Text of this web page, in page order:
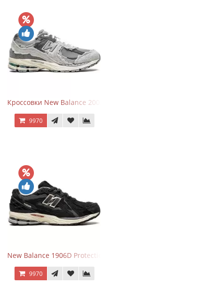
Кроссовки New Balance 2002R Protection Pack Grey
9970
New Balance 1906D Protection Pack Black черные
9970